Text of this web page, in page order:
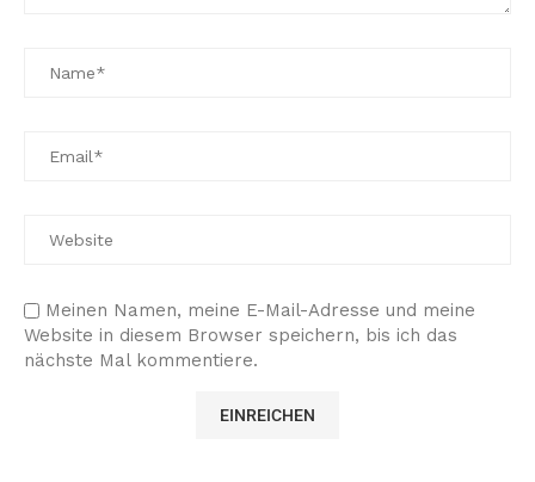
Meinen Namen, meine E-Mail-Adresse und meine
Website in diesem Browser speichern, bis ich das
nächste Mal kommentiere.